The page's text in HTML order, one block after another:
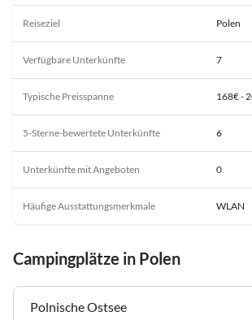
Reiseziel Polen
Verfügbare Unterkünfte 7
Typische Preisspanne 168€ -
5-Sterne-bewertete Unterkünfte 6
Unterkünfte mit Angeboten 0
Häufige Ausstattungsmerkmale WLAN
Campingplätze in Polen
Polnische Ostsee